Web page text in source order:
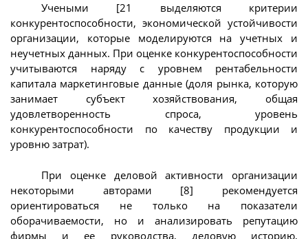
Учеными [21 выделяются критерии
конкурентоспособности, экономической устойчивости
организации, которые моделируются на учетных и
неучетных данных. При оценке конкурентоспособности
учитываются наряду с уровнем рентабельности
капитала маркетинговые данные (доля рынка, которую
занимает субъект хозяйствования, общая
удовлетворенность спроса, уровень
конкурентоспособности по качеству продукции и
уровню затрат).
При оценке деловой активности организации
некоторыми авторами [8] рекомендуется
ориентироваться не только на показатели
оборачиваемости, но и анализировать репутацию
фирмы и ее руководства, деловую историю,